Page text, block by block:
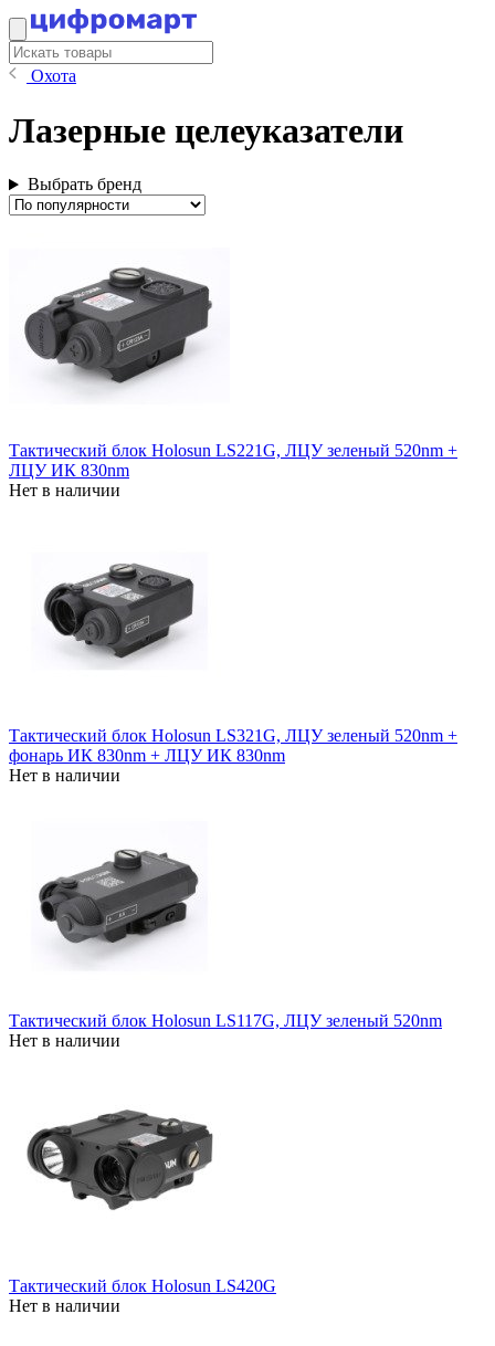
Охота
Лазерные целеуказатели
Выбрать бренд
Тактический блок Holosun LS221G, ЛЦУ зеленый 520nm +
ЛЦУ ИК 830nm
Нет в наличии
Тактический блок Holosun LS321G, ЛЦУ зеленый 520nm +
фонарь ИК 830nm + ЛЦУ ИК 830nm
Нет в наличии
Тактический блок Holosun LS117G, ЛЦУ зеленый 520nm
Нет в наличии
Тактический блок Holosun LS420G
Нет в наличии